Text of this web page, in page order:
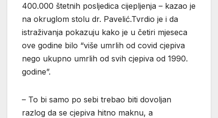
400.000 štetnih posljedica cijepljenja – kazao je
na okruglom stolu dr. Pavelić.Tvrdio je i da
istraživanja pokazuju kako je u četiri mjeseca
ove godine bilo “više umrlih od covid cjepiva
nego ukupno umrlih od svih cjepiva od 1990.
godine”.
– To bi samo po sebi trebao biti dovoljan
razlog da se cjepiva hitno maknu, a